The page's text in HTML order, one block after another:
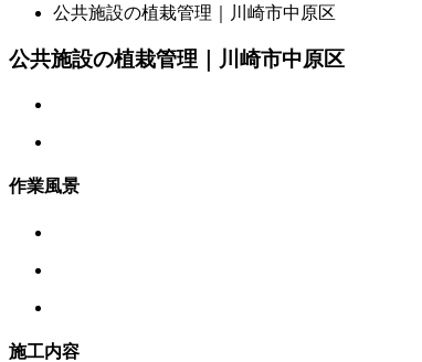
公共施設の植栽管理｜川崎市中原区
公共施設の植栽管理｜川崎市中原区
作業風景
施工内容